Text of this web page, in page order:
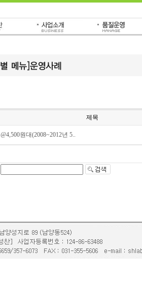
제목
@4,500원대(2008~2012년 5..